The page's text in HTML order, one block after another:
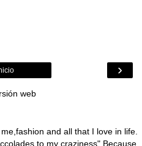
›
web
and all that I love in life.
to my craziness" Because